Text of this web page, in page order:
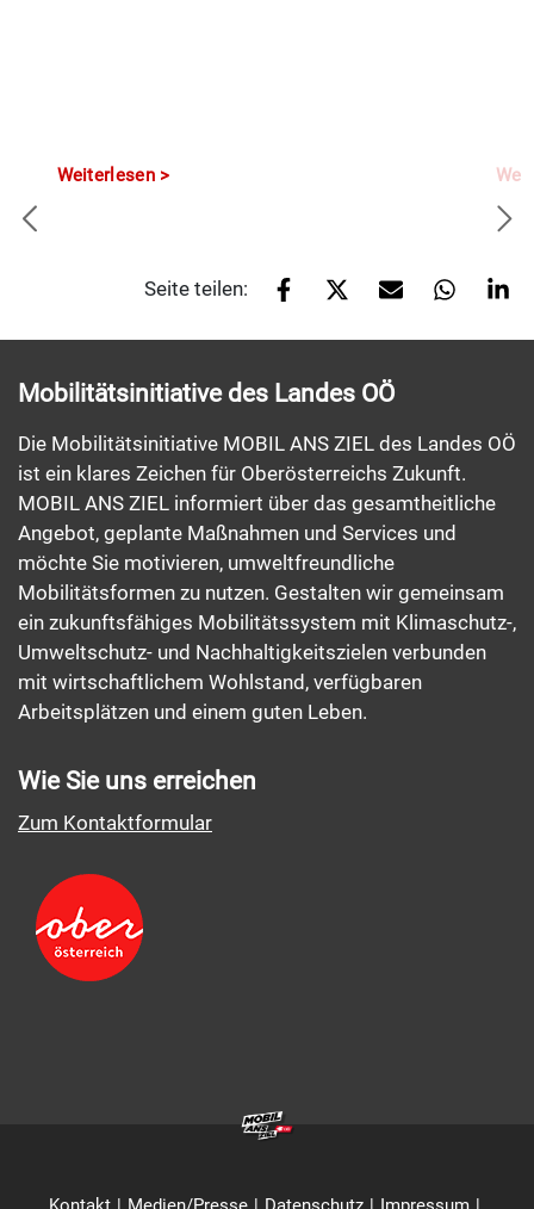
Weiterlesen
Seite teilen:
Mobilitätsinitiative des Landes OÖ
Die Mobilitätsinitiative MOBIL ANS ZIEL des Landes OÖ
ist ein klares Zeichen für Oberösterreichs Zukunft.
MOBIL ANS ZIEL informiert über das gesamtheitliche
Angebot, geplante Maßnahmen und Services und
möchte Sie motivieren, umweltfreundliche
Mobilitätsformen zu nutzen. Gestalten wir gemeinsam
ein zukunftsfähiges Mobilitätssystem mit Klimaschutz-,
Umweltschutz- und Nachhaltigkeitszielen verbunden
mit wirtschaftlichem Wohlstand, verfügbaren
Arbeitsplätzen und einem guten Leben.
Wie Sie uns erreichen
Zum Kontaktformular